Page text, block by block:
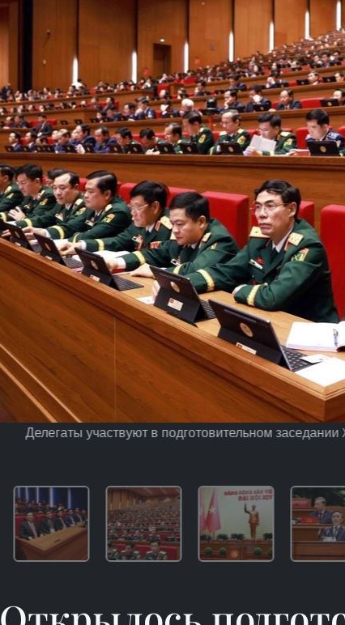
Делегаты участвуют в подготовительном